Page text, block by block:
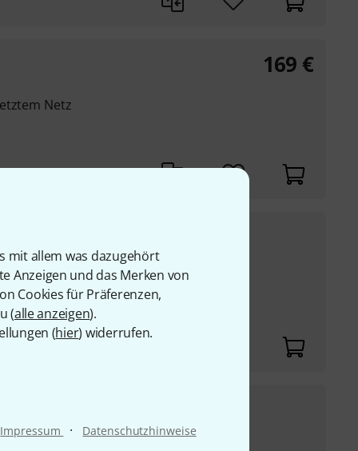
mit allem was dazugehört
Anzeigen und das Merken von
Cookies für Präferenzen,
(alle anzeigen).
(hier) widerrufen.
Impressum · Datenschutzhinweise
Netz
169 €
Netz
UVP:171 € -19%
€ -17%